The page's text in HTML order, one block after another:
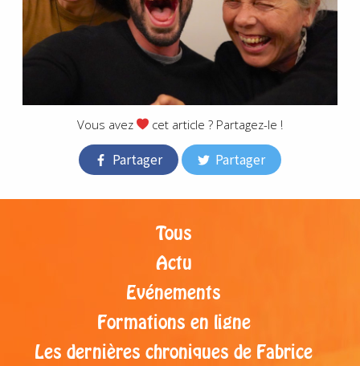
Vous avez cet article ? Partagez-le !
Partager Partager
Tous
Actu
Evénements
Formations en ligne
Les dernières chroniques de Fabrice